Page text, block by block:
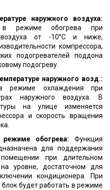
наружного воздуха:
в режиме обогрева при
воздуха от -10°С и ниже,
компрессора,
подогревателей поддона
подогреву.
наружного возд.:
режиме охлаждения при
наружного воздуха. В
на улице изменяется
и скорость вращения
обогрева: Функция
для поддержания
при длительном
уровне, достаточном для
кондиционера. При
будет работать в режиме